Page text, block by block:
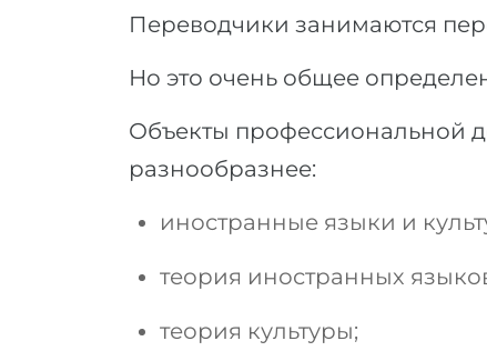
Переводчики занимаются
Но это очень общее
Объекты профессиональной
разнообразнее:
иностранные языки и
теория иностранных
теория культуры;